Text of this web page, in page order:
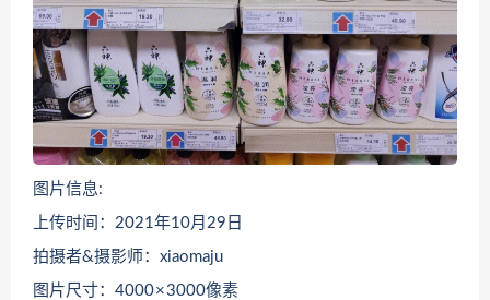
图片信息:
上传时间：2021年10月29日
拍摄者&摄影师：xiaomaju
图片尺寸：4000 × 3000像素